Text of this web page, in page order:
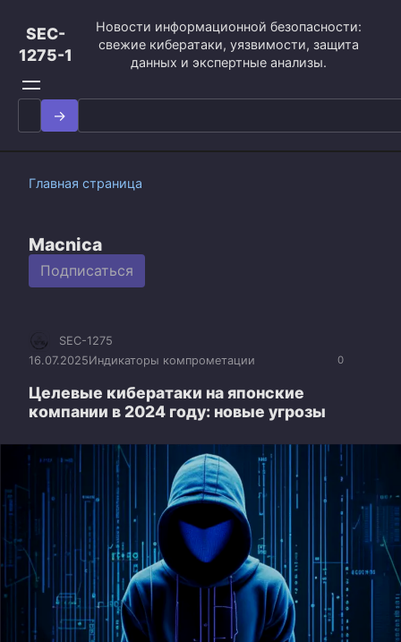
контенту
SEC-
1275-1
Новости информационной безопасности:
свежие кибератаки, уязвимости, защита
данных и экспертные анализы.
Search
for:
Главная страница
Macnica
Подписаться
0
SEC-1275
16.07.2025Индикаторы компрометации
Целевые кибератаки на японские
компании в 2024 году: новые угрозы